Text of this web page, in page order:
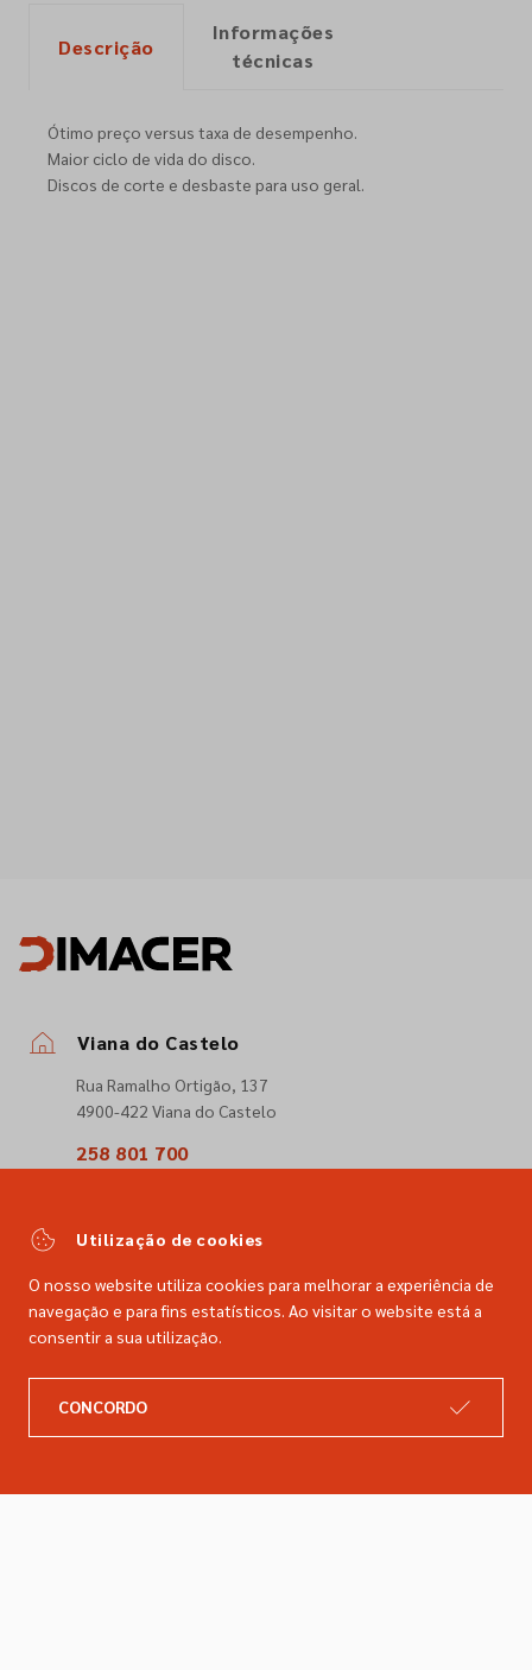
Descrição
Informações
técnicas
Ótimo preço versus taxa de desempenho.
Maior ciclo de vida do disco.
Discos de corte e desbaste para uso geral.
Viana do Castelo
Rua Ramalho Ortigão, 137
4900-422 Viana do Castelo
258 801 700
comercial@dimacer.com
Catálogo
Utilização de cookies
O nosso website utiliza cookies para melhorar a experiência de
navegação e para fins estatísticos. Ao visitar o website está a
consentir a sua utilização.
CONCORDO